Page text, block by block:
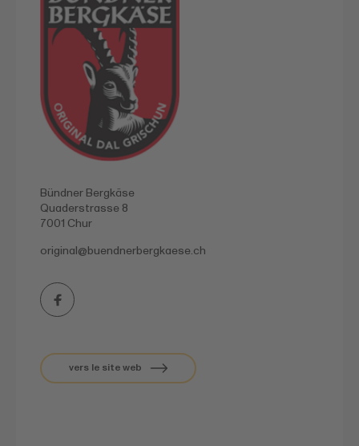
Bündner Bergkäse
Quaderstrasse 8
7001 Chur
original@buendnerbergkaese.ch
vers le site web